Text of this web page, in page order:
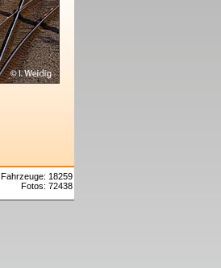
Fahrzeuge: 18259
Fotos: 72438